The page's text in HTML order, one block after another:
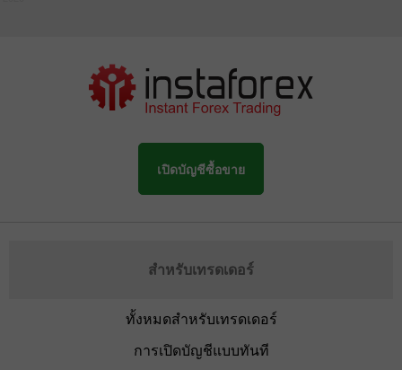
เปิดบัญชีซื้อขาย
สำหรับเทรดเดอร์
ทั้งหมดสำหรับเทรดเดอร์
การเปิดบัญชีแบบทันที